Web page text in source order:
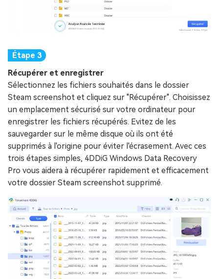
Récupérer et enregistrer
Sélectionnez les fichiers souhaités dans le dossier
Steam screenshot et cliquez sur "Récupérer". Choisissez
un emplacement sécurisé sur votre ordinateur pour
enregistrer les fichiers récupérés. Evitez de les
sauvegarder sur le même disque où ils ont été
supprimés à l'origine pour éviter l'écrasement. Avec ces
trois étapes simples, 4DDiG Windows Data Recovery
Pro vous aidera à récupérer rapidement et efficacement
votre dossier Steam screenshot supprimé.